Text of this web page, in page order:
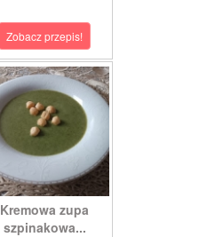
Zobacz przepis!
Kremowa zupa
szpinakowa...